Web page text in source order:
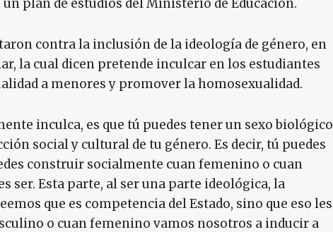
plan de estudios del Ministerio de Educación.
contra la inclusión de la ideología de género, en
la cual dicen pretende inculcar en los estudiantes
a menores y promover la homosexualidad.
inculca, es que tú puedes tener un sexo biológico
social y cultural de tu género. Es decir, tú puedes
construir socialmente cuan femenino o cuan
ser. Esta parte, al ser una parte ideológica, la
que es competencia del Estado, sino que eso les
o cuan femenino vamos nosotros a inducir a